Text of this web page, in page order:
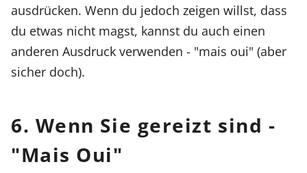
ausdrücken. Wenn du jedoch zeigen willst, dass
du etwas nicht magst, kannst du auch einen
anderen Ausdruck verwenden - "mais oui" (aber
sicher doch).
6. Wenn Sie gereizt sind -
"Mais Oui"